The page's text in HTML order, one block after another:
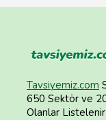
Tavsiyemiz.com
650 Sektör ve
Olanlar Listelenir.